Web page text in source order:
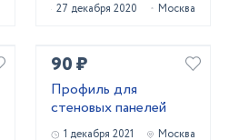
27 декабря 2020 Москва
90 ₽
Профиль для
стеновых панелей
1 декабря 2021 Москва